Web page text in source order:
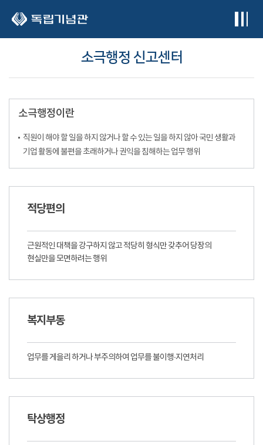
소극행정 신고센터
소극행정이란
직원이 해야 할 일을 하지 않거나 할 수 있는 일을 하지 않아 국민 생활과
기업 활동에 불편을 초래하거나 권익을 침해하는 업무 행위
적당편의
근원적인 대책을 강구하지 않고 적당히 형식만 갖추어 당장의
현실만을 모면하려는 행위
복지부동
업무를 게을리 하거나 부주의하여 업무를 불이행∙지연처리
탁상행정